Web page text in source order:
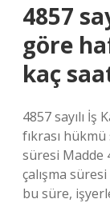
4857
göre
kaç
4857 sayılı
fıkrası hükmü
süresi Madde
çalışma
bu süre,